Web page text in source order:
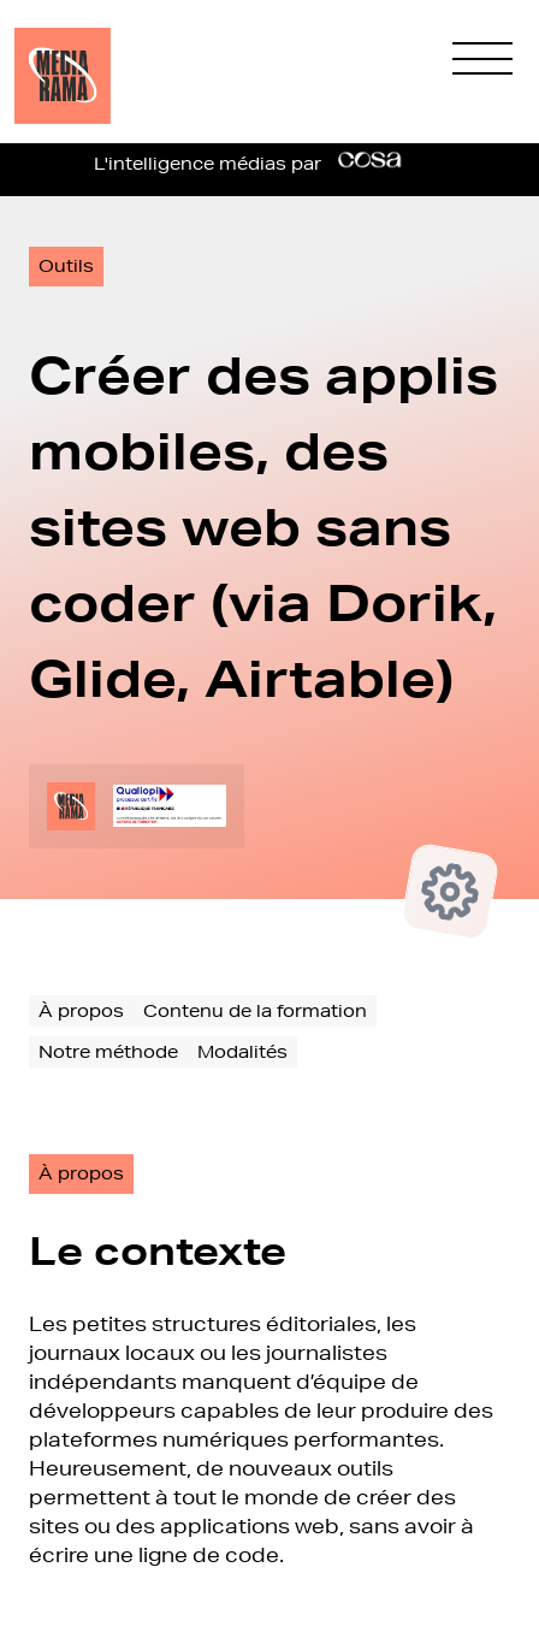
L'intelligence médias par
Outils
Créer des applis
mobiles, des
sites web sans
coder (via Dorik,
Glide, Airtable)
À propos
Contenu de la formation
Notre méthode
Modalités
À propos
Le contexte
Les petites structures éditoriales, les
journaux locaux ou les journalistes
indépendants manquent d’équipe de
développeurs capables de leur produire des
plateformes numériques performantes.
Heureusement, de nouveaux outils
permettent à tout le monde de créer des
sites ou des applications web, sans avoir à
écrire une ligne de code.